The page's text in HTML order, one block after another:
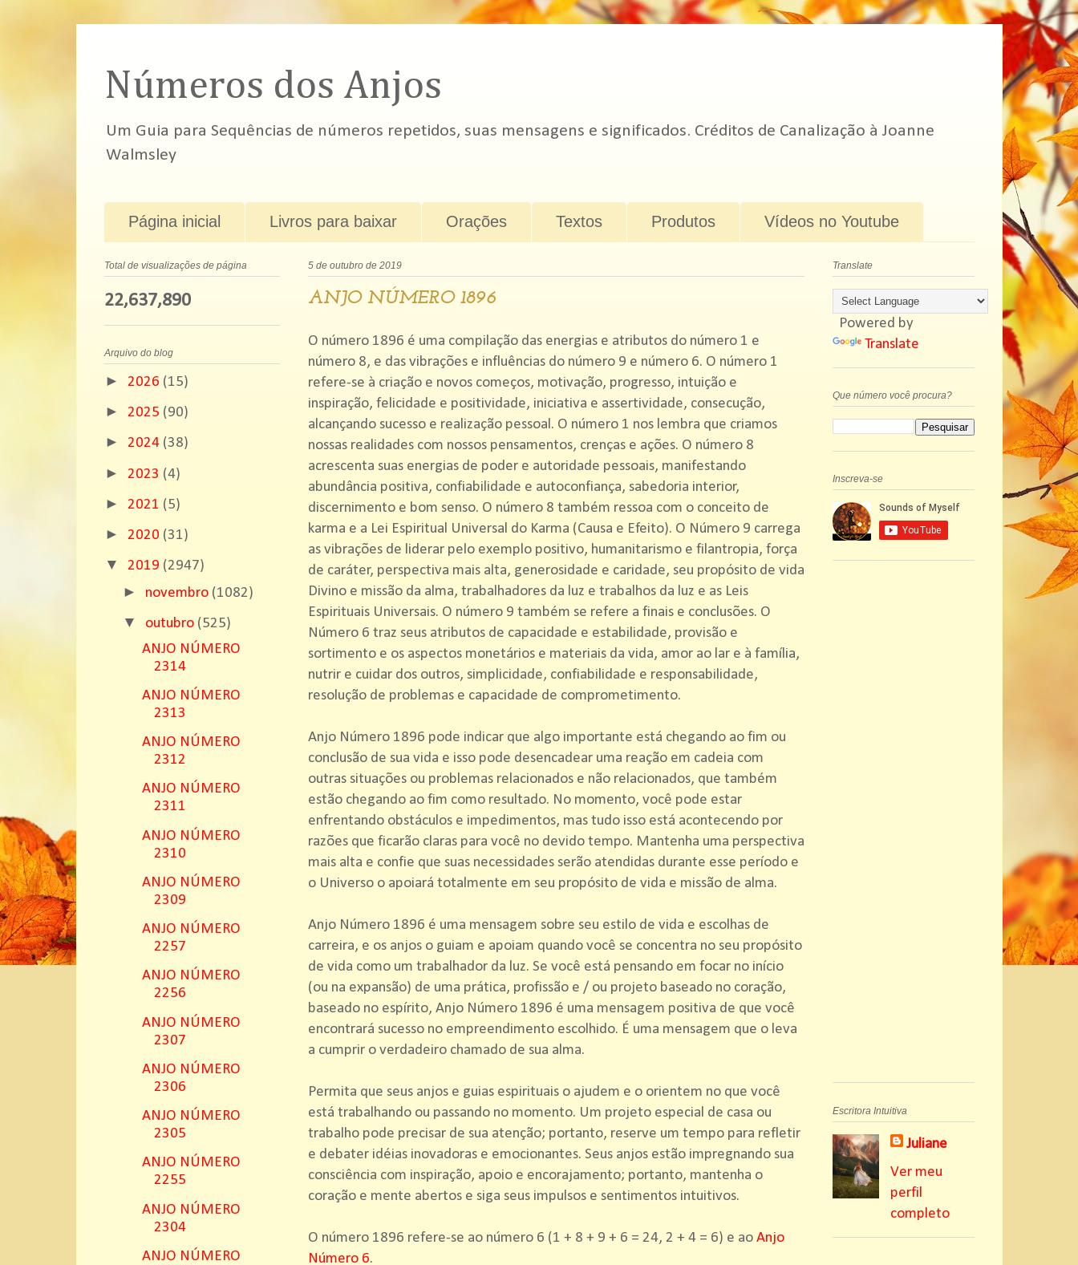
Números dos Anjos
Um Guia para Sequências de números repetidos, suas mensagens e significados. Créditos de Canalização à Joanne
Walmsley
Página inicial Livros para baixar Orações Textos Produtos Vídeos no Youtube
5 de outubro de 2019
ANJO NÚMERO 1896
O número 1896 é uma compilação das energias e atributos do número 1 e
número 8, e das vibrações e influências do número 9 e número 6. O número 1
refere-se à criação e novos começos, motivação, progresso, intuição e
inspiração, felicidade e positividade, iniciativa e assertividade, consecução,
alcançando sucesso e realização pessoal. O número 1 nos lembra que criamos
nossas realidades com nossos pensamentos, crenças e ações. O número 8
acrescenta suas energias de poder e autoridade pessoais, manifestando
abundância positiva, confiabilidade e autoconfiança, sabedoria interior,
discernimento e bom senso. O número 8 também ressoa com o conceito de
karma e a Lei Espiritual Universal do Karma (Causa e Efeito). O Número 9 carrega
as vibrações de liderar pelo exemplo positivo, humanitarismo e filantropia, força
de caráter, perspectiva mais alta, generosidade e caridade, seu propósito de vida
Divino e missão da alma, trabalhadores da luz e trabalhos da luz e as Leis
Espirituais Universais. O número 9 também se refere a finais e conclusões. O
Número 6 traz seus atributos de capacidade e estabilidade, provisão e
sortimento e os aspectos monetários e materiais da vida, amor ao lar e à família,
nutrir e cuidar dos outros, simplicidade, confiabilidade e responsabilidade,
resolução de problemas e capacidade de comprometimento.
Anjo Número 1896 pode indicar que algo importante está chegando ao fim ou
conclusão de sua vida e isso pode desencadear uma reação em cadeia com
outras situações ou problemas relacionados e não relacionados, que também
estão chegando ao fim como resultado. No momento, você pode estar
enfrentando obstáculos e impedimentos, mas tudo isso está acontecendo por
razões que ficarão claras para você no devido tempo. Mantenha uma perspectiva
mais alta e confie que suas necessidades serão atendidas durante esse período e
o Universo o apoiará totalmente em seu propósito de vida e missão de alma.
Anjo Número 1896 é uma mensagem sobre seu estilo de vida e escolhas de
carreira, e os anjos o guiam e apoiam quando você se concentra no seu propósito
de vida como um trabalhador da luz. Se você está pensando em focar no início
(ou na expansão) de uma prática, profissão e / ou projeto baseado no coração,
baseado no espírito, Anjo Número 1896 é uma mensagem positiva de que você
encontrará sucesso no empreendimento escolhido. É uma mensagem que o leva
a cumprir o verdadeiro chamado de sua alma.
Permita que seus anjos e guias espirituais o ajudem e o orientem no que você
está trabalhando ou passando no momento. Um projeto especial de casa ou
trabalho pode precisar de sua atenção; portanto, reserve um tempo para refletir
e debater idéias inovadoras e emocionantes. Seus anjos estão impregnando sua
consciência com inspiração, apoio e encorajamento; portanto, mantenha o
coração e mente abertos e siga seus impulsos e sentimentos intuitivos.
O número 1896 refere-se ao número 6 (1 + 8 + 9 + 6 = 24, 2 + 4 = 6) e ao Anjo
Número 6.
Total de visualizações de página
22,637,890
Arquivo do blog
► 2026 (15)
► 2025 (90)
► 2024 (38)
► 2023 (4)
► 2021 (5)
► 2020 (31)
▼ 2019 (2947)
► novembro (1082)
▼ outubro (525)
ANJO NÚMERO
2314
ANJO NÚMERO
2313
ANJO NÚMERO
2312
ANJO NÚMERO
2311
ANJO NÚMERO
2310
ANJO NÚMERO
2309
ANJO NÚMERO
2257
ANJO NÚMERO
2256
ANJO NÚMERO
2307
ANJO NÚMERO
2306
ANJO NÚMERO
2305
ANJO NÚMERO
2255
ANJO NÚMERO
2304
ANJO NÚMERO
Translate
Powered by
Translate
Que número você procura?
Inscreva-se
Escritora Intuitiva
Juliane
Ver meu
perfil
completo